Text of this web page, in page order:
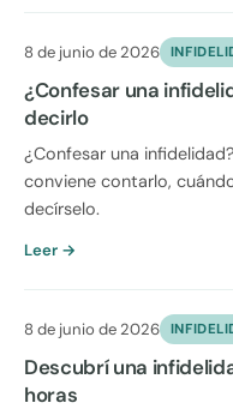
8 de junio de 2026
¿Confesar una
decirlo
¿Confesar una
conviene contarlo,
decírselo.
Leer →
8 de junio de 2026
Descubrí una
horas